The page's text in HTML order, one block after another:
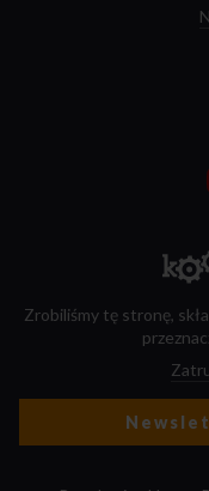
Zrobiliśmy tę stronę,